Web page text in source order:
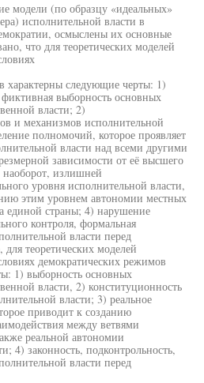
модели (по образцу «идеальных»
исполнительной власти в
осмыслены их основные
что для теоретических моделей
характерны следующие черты: 1)
выборность основных
власти; 2)
и механизмов исполнительной
полномочий, которое проявляет
власти над всеми другими
зависимости от её высшего
излишней
уровня исполнительной власти,
этим уровнем автономии местных
единой страны; 4) нарушение
контроля, формальная
власти перед
теоретических моделей
демократических режимов
1) выборность основных
власти, 2) конституционность
власти; 3) реальное
приводит к созданию
между ветвями
реальной автономии
4) законность, подконтрольность,
власти перед